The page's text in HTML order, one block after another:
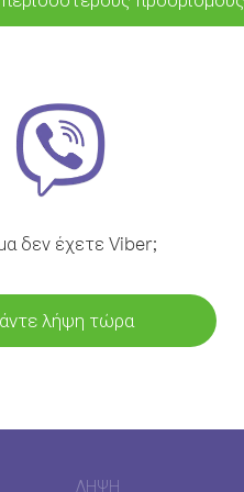
δεν έχετε Viber;
λήψη τώρα
ΛΉΨΗ